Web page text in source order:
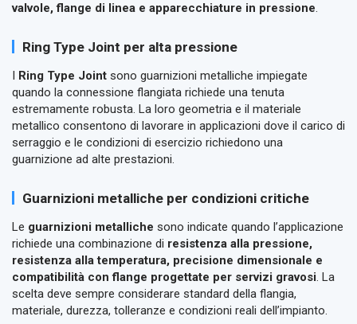
valvole, flange di linea e apparecchiature in pressione.
Ring Type Joint per alta pressione
I Ring Type Joint sono guarnizioni metalliche impiegate
quando la connessione flangiata richiede una tenuta
estremamente robusta. La loro geometria e il materiale
metallico consentono di lavorare in applicazioni dove il carico di
serraggio e le condizioni di esercizio richiedono una
guarnizione ad alte prestazioni.
Guarnizioni metalliche per condizioni critiche
Le guarnizioni metalliche sono indicate quando l’applicazione
richiede una combinazione di resistenza alla pressione,
resistenza alla temperatura, precisione dimensionale e
compatibilità con flange progettate per servizi gravosi. La
scelta deve sempre considerare standard della flangia,
materiale, durezza, tolleranze e condizioni reali dell’impianto.